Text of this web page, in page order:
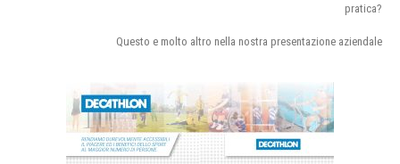
pratica?
Questo e molto altro nella nostra presentazione aziendale